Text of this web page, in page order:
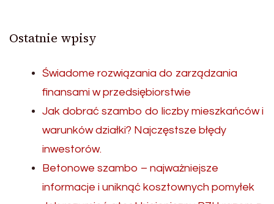
Ostatnie wpisy
Świadome rozwiązania do zarządzania
finansami w przedsiębiorstwie
Jak dobrać szambo do liczby mieszkańców i
warunków działki? Najczęstsze błędy
inwestorów.
Betonowe szambo – najważniejsze
informacje i uniknąć kosztownych pomyłek